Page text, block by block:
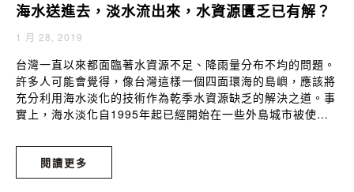
海水送進去，淡水流出來，水資源匱乏已有解？
1 月 28, 2019
台灣一直以來都面臨著水資源不足、降雨量分布不均的問題。
許多人可能會覺得，像台灣這樣一個四面環海的島嶼，應該將
充分利用海水淡化的技術作為乾季水資源缺乏的解決之道。事
實上，海水淡化自1995年起已經開始在一些外島城市被使
程對自然環境的影響，處處限制著海水淡化的應用範圍。
閱讀更多